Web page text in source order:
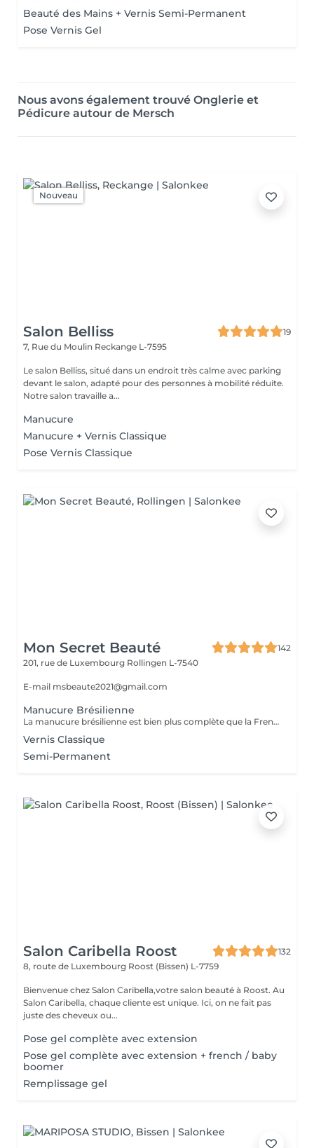
Beauté des Mains + Vernis Semi-Permanent
Pose Vernis Gel
Nous avons également trouvé Onglerie et
Pédicure autour de Mersch
Nouveau
Salon Belliss
19
7, Rue du Moulin Reckange L-7595
Le salon Belliss, situé dans un endroit très calme avec parking
devant le salon, adapté pour des personnes à mobilité réduite.
Notre salon travaille a...
Manucure
Manucure + Vernis Classique
Pose Vernis Classique
Mon Secret Beauté
142
201, rue de Luxembourg Rollingen L-7540
E-mail msbeaute2021@gmail.com
Manucure Brésilienne
La manucure brésilienne est bien plus complète que la French manucure puisqu'il s'agit d'un soin complet des mains, des ongles et des cuticules. L'objectif est d'hydrater les mains et les ongles, avec des produits doux et écologiques (les produits utilisés ne nécessitent pas d'eau), et des massages. Elle peut d'ailleurs être aussi bien réalisée sur les ongles de pieds : les professionnels vont alors en même temps traiter et masser les pieds.
Vernis Classique
Semi-Permanent
Salon Caribella Roost
132
8, route de Luxembourg Roost (Bissen) L-7759
Bienvenue chez Salon Caribella,votre salon beauté à Roost. Au
Salon Caribella, chaque cliente est unique. Ici, on ne fait pas
juste des cheveux ou...
Pose gel complète avec extension
Pose gel complète avec extension + french / baby
boomer
Remplissage gel